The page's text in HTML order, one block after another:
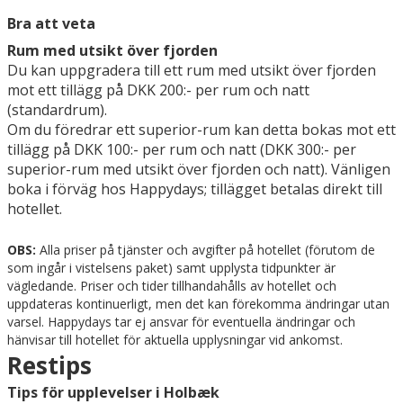
Bra att veta
Rum med utsikt över fjorden
Du kan uppgradera till ett rum med utsikt över fjorden
mot ett tillägg på DKK 200:- per rum och natt
(standardrum).
Om du föredrar ett superior-rum kan detta bokas mot ett
tillägg på DKK 100:- per rum och natt (DKK 300:- per
superior-rum med utsikt över fjorden och natt). Vänligen
boka i förväg hos Happydays; tillägget betalas direkt till
hotellet.
OBS: Alla priser på tjänster och avgifter på hotellet (förutom de
som ingår i vistelsens paket) samt upplysta tidpunkter är
vägledande. Priser och tider tillhandahålls av hotellet och
uppdateras kontinuerligt, men det kan förekomma ändringar utan
varsel. Happydays tar ej ansvar för eventuella ändringar och
hänvisar till hotellet för aktuella upplysningar vid ankomst.
Restips
Tips för upplevelser i Holbæk